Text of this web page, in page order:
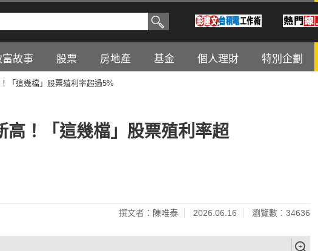
富故事 股票 房地產 基金 個人理財 特別企劃
「這幾檔」股票殖利率超過5%
！「這幾檔」股票殖利率超
撰文者：陳唯泰 2026.06.16 瀏覽數：34636